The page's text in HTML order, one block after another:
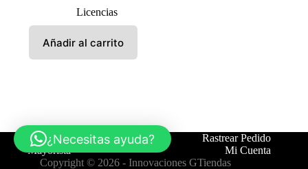
Licencias
Añadir al carrito
Tienda Contáctanos
Rastrear Pedido
Mayorista
Mi Cuenta
Copyright © 2026 - Innovaciones GTiendas
¿Necesitas ayuda?